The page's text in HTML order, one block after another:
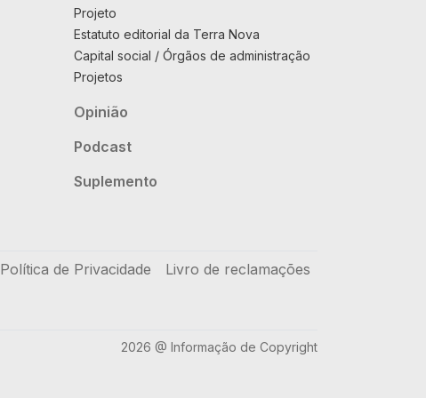
Projeto
Estatuto editorial da Terra Nova
Capital social / Órgãos de administração
Projetos
Opinião
Podcast
Suplemento
Política de Privacidade Livro de reclamações
2026 @ Informação de Copyright